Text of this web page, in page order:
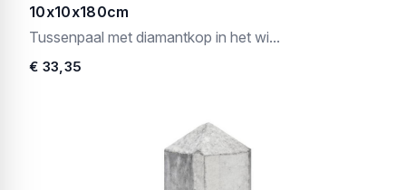
10x10x180cm
Tussenpaal met diamantkop in het wi...
€ 33,35